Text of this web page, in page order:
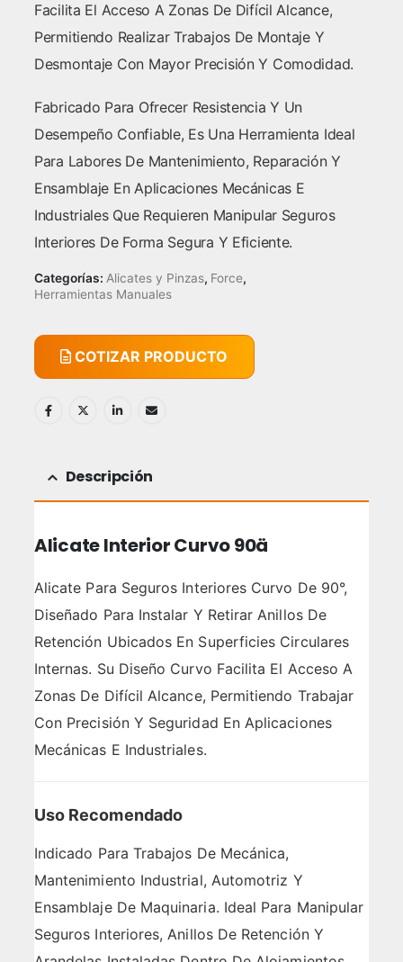
Facilita El Acceso A Zonas De Difícil Alcance,
Permitiendo Realizar Trabajos De Montaje Y
Desmontaje Con Mayor Precisión Y Comodidad.
Fabricado Para Ofrecer Resistencia Y Un
Desempeño Confiable, Es Una Herramienta Ideal
Para Labores De Mantenimiento, Reparación Y
Ensamblaje En Aplicaciones Mecánicas E
Industriales Que Requieren Manipular Seguros
Interiores De Forma Segura Y Eficiente.
Categorías: Alicates y Pinzas, Force,
Herramientas Manuales
COTIZAR PRODUCTO
Descripción
Alicate Interior Curvo 90ä
Alicate Para Seguros Interiores Curvo De 90°,
Diseñado Para Instalar Y Retirar Anillos De
Retención Ubicados En Superficies Circulares
Internas. Su Diseño Curvo Facilita El Acceso A
Zonas De Difícil Alcance, Permitiendo Trabajar
Con Precisión Y Seguridad En Aplicaciones
Mecánicas E Industriales.
Uso Recomendado
Indicado Para Trabajos De Mecánica,
Mantenimiento Industrial, Automotriz Y
Ensamblaje De Maquinaria. Ideal Para Manipular
Seguros Interiores, Anillos De Retención Y